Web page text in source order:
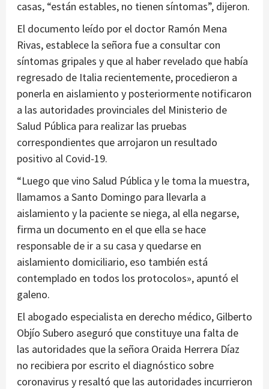
casas, “están estables, no tienen síntomas”, dijeron.
El documento leído por el doctor Ramón Mena
Rivas, establece la señora fue a consultar con
síntomas gripales y que al haber revelado que había
regresado de Italia recientemente, procedieron a
ponerla en aislamiento y posteriormente notificaron
a las autoridades provinciales del Ministerio de
Salud Pública para realizar las pruebas
correspondientes que arrojaron un resultado
positivo al Covid-19.
“Luego que vino Salud Pública y le toma la muestra,
llamamos a Santo Domingo para llevarla a
aislamiento y la paciente se niega, al ella negarse,
firma un documento en el que ella se hace
responsable de ir a su casa y quedarse en
aislamiento domiciliario, eso también está
contemplado en todos los protocolos», apuntó el
galeno.
El abogado especialista en derecho médico, Gilberto
Objío Subero aseguró que constituye una falta de
las autoridades que la señora Oraida Herrera Díaz
no recibiera por escrito el diagnóstico sobre
coronavirus y resaltó que las autoridades incurrieron